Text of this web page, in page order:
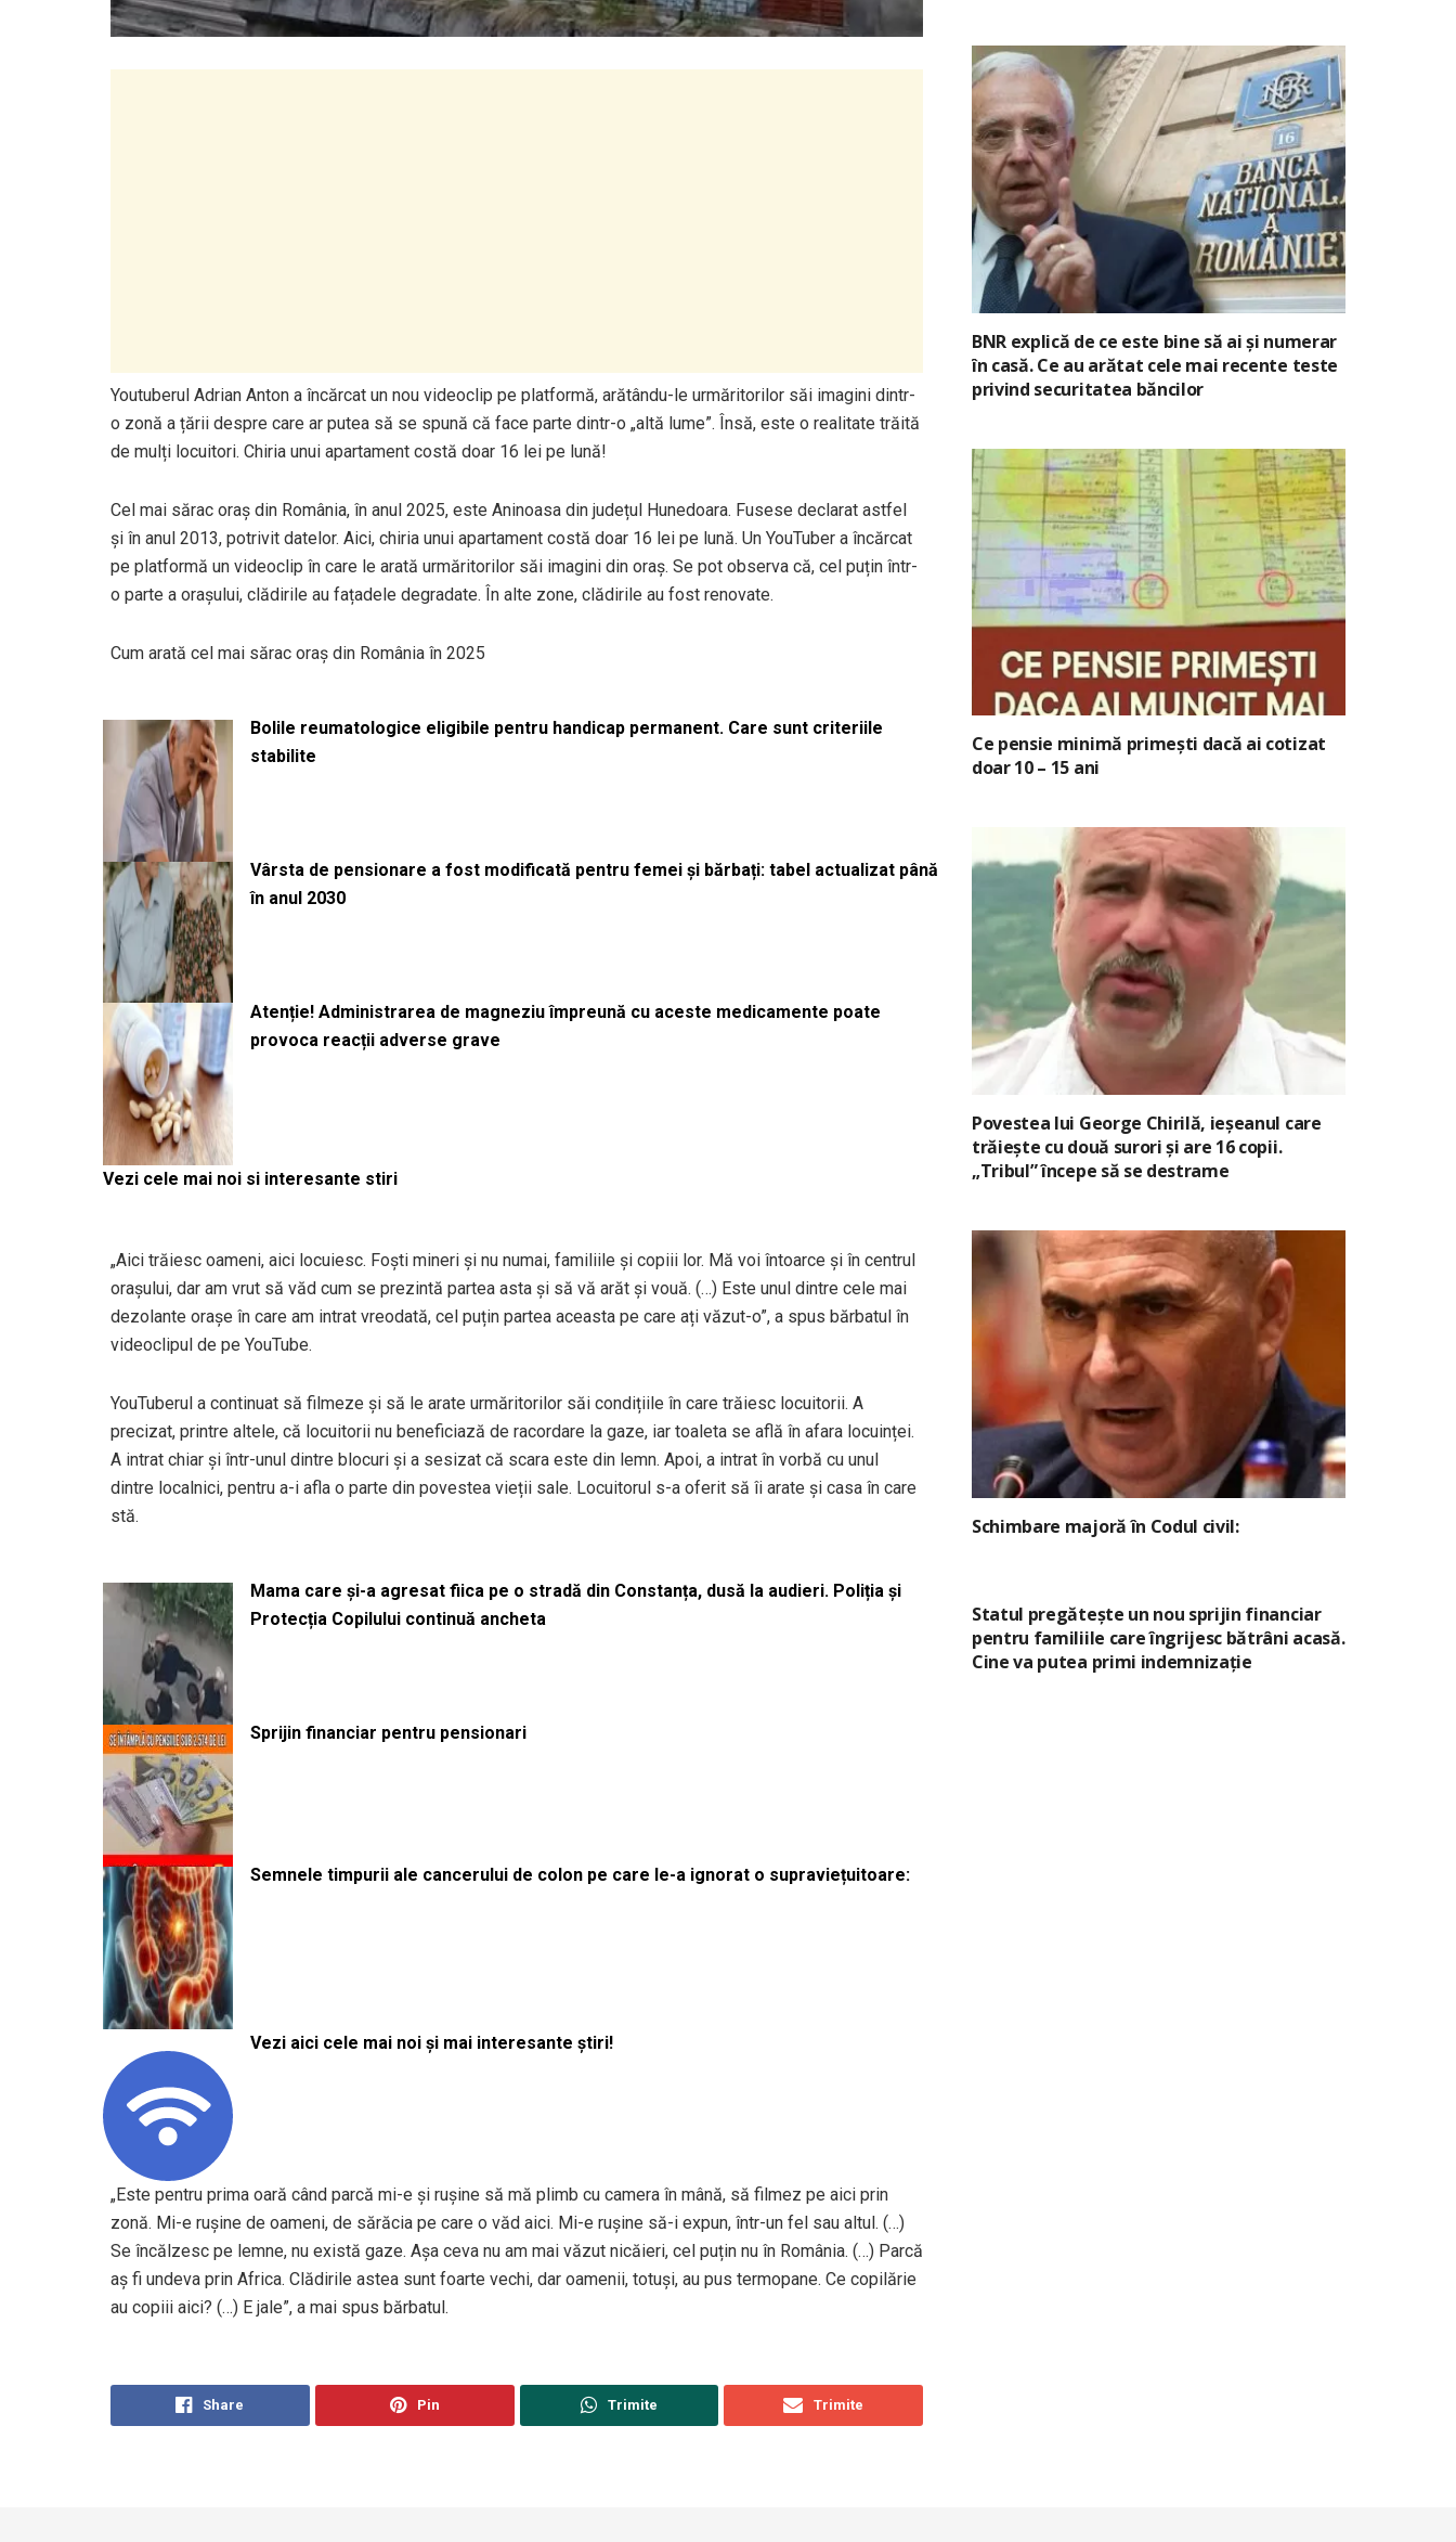
Youtuberul Adrian Anton a încărcat un nou videoclip pe platformă, arătându-le urmăritorilor săi imagini dintr-
o zonă a țării despre care ar putea să se spună că face parte dintr-o „altă lume”. Însă, este o realitate trăită
de mulți locuitori. Chiria unui apartament costă doar 16 lei pe lună!
Cel mai sărac oraș din România, în anul 2025, este Aninoasa din județul Hunedoara. Fusese declarat astfel
și în anul 2013, potrivit datelor. Aici, chiria unui apartament costă doar 16 lei pe lună. Un YouTuber a încărcat
pe platformă un videoclip în care le arată urmăritorilor săi imagini din oraș. Se pot observa că, cel puțin într-
o parte a orașului, clădirile au fațadele degradate. În alte zone, clădirile au fost renovate.
Cum arată cel mai sărac oraș din România în 2025
Bolile reumatologice eligibile pentru handicap permanent. Care sunt criteriile
stabilite
Vârsta de pensionare a fost modificată pentru femei și bărbați: tabel actualizat până
în anul 2030
Atenție! Administrarea de magneziu împreună cu aceste medicamente poate
provoca reacții adverse grave
Vezi cele mai noi si interesante stiri
„Aici trăiesc oameni, aici locuiesc. Foști mineri și nu numai, familiile și copiii lor. Mă voi întoarce și în centrul
orașului, dar am vrut să văd cum se prezintă partea asta și să vă arăt și vouă. (…) Este unul dintre cele mai
dezolante orașe în care am intrat vreodată, cel puțin partea aceasta pe care ați văzut-o”, a spus bărbatul în
videoclipul de pe YouTube.
YouTuberul a continuat să filmeze și să le arate urmăritorilor săi condițiile în care trăiesc locuitorii. A
precizat, printre altele, că locuitorii nu beneficiază de racordare la gaze, iar toaleta se află în afara locuinței.
A intrat chiar și într-unul dintre blocuri și a sesizat că scara este din lemn. Apoi, a intrat în vorbă cu unul
dintre localnici, pentru a-i afla o parte din povestea vieții sale. Locuitorul s-a oferit să îi arate și casa în care
stă.
Mama care și-a agresat fiica pe o stradă din Constanța, dusă la audieri. Poliția și
Protecția Copilului continuă ancheta
Sprijin financiar pentru pensionari
Semnele timpurii ale cancerului de colon pe care le-a ignorat o supraviețuitoare:
Vezi aici cele mai noi și mai interesante știri!
„Este pentru prima oară când parcă mi-e și rușine să mă plimb cu camera în mână, să filmez pe aici prin
zonă. Mi-e rușine de oameni, de sărăcia pe care o văd aici. Mi-e rușine să-i expun, într-un fel sau altul. (…)
Se încălzesc pe lemne, nu există gaze. Așa ceva nu am mai văzut nicăieri, cel puțin nu în România. (…) Parcă
aș fi undeva prin Africa. Clădirile astea sunt foarte vechi, dar oamenii, totuși, au pus termopane. Ce copilărie
au copiii aici? (…) E jale”, a mai spus bărbatul.
Share Pin Trimite Trimite
BNR explică de ce este bine să ai și numerar
în casă. Ce au arătat cele mai recente teste
privind securitatea băncilor
Ce pensie minimă primești dacă ai cotizat
doar 10 – 15 ani
Povestea lui George Chirilă, ieșeanul care
trăiește cu două surori și are 16 copii.
„Tribul” începe să se destrame
Schimbare majoră în Codul civil:
Statul pregătește un nou sprijin financiar
pentru familiile care îngrijesc bătrâni acasă.
Cine va putea primi indemnizație